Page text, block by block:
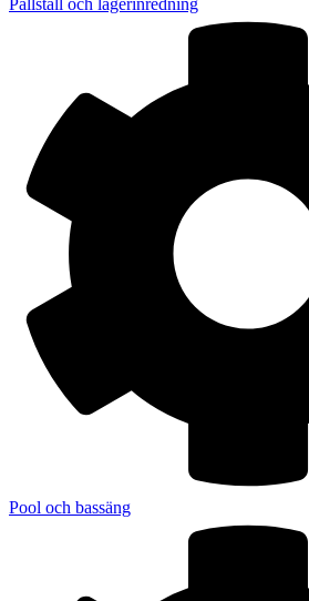
Pallställ och lagerinredning
Pool och bassäng